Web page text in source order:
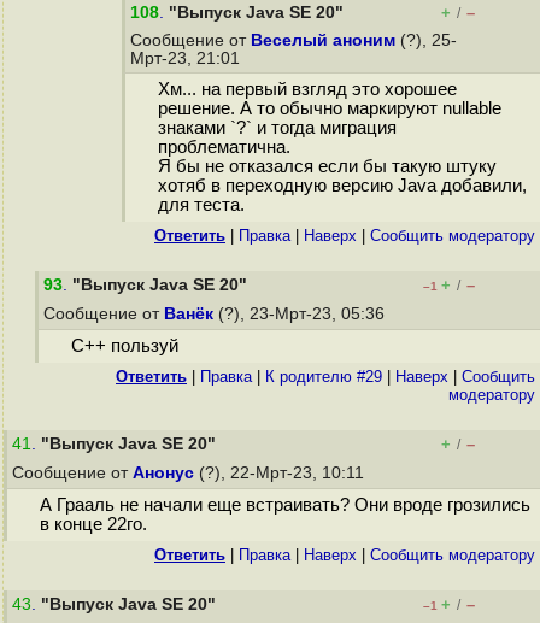
108. "Выпуск Java SE 20" + / –
Сообщение от Веселый аноним (?), 25-
Мрт-23, 21:01
Хм... на первый взгляд это хорошее
решение. А то обычно маркируют nullable
знаками `?` и тогда миграция
проблематична.
Я бы не отказался если бы такую штуку
хотяб в переходную версию Java добавили,
для теста.
Ответить Правка| Наверх Cообщить модератору
93. "Выпуск Java SE 20" –1 + / –
Сообщение от Ванёк (?), 23-Мрт-23, 05:36
С++ пользуй
Ответить Правка| К родителю #29 Наверх
Cообщить
модератору
41. "Выпуск Java SE 20" + / –
Сообщение от Анонус (?), 22-Мрт-23, 10:11
А Грааль не начали еще встраивать? Они вроде грозились
в конце 22го.
Ответить Правка| Наверх Cообщить модератору
43. "Выпуск Java SE 20" –1 + / –